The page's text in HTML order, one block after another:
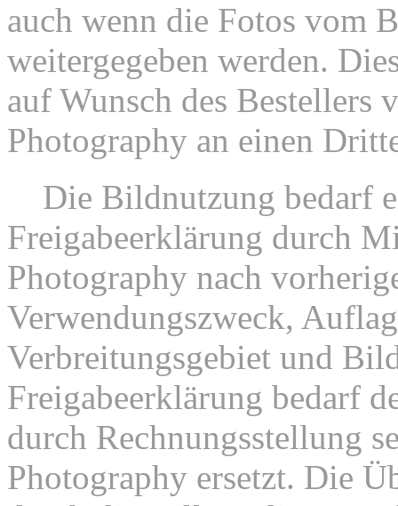
auch wenn die Fotos vom
weitergegeben werden.
auf Wunsch des
Photography an einen
Die Bildnutzung bedarf
Freigabeerklärung durch
Photography nach
Verwendungszweck,
Verbreitungsgebiet und
Freigabeerklärung bedarf
durch Rechnungsstellung
Photography ersetzt. Die